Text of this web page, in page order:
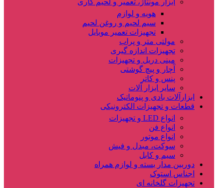
ابزار مونتاژ، تعمیر و لحیم کاری
هویه و لوازم
سیم لحیم و روغن لحیم
تجهیزات تعمیر موبایل
مولتی متر و پراب
تجهیزات اندازه گیری
مینی دریل و تجهیزات
آچار و پیچ گوشتی
پنس و کاتر
سایر ابزار آلات
ابزارآلات بادی و پنوماتیک
قطعات و تجهیزات الکترونیکی
انواع LED و تجهیزات
انواع فن
انواع موتور
سوکت، مبدل و فیش
سیم و کابل
دوربین مدار بسته و لوازم همراه
اجناس استوک
تجهیزات گلخانه ای